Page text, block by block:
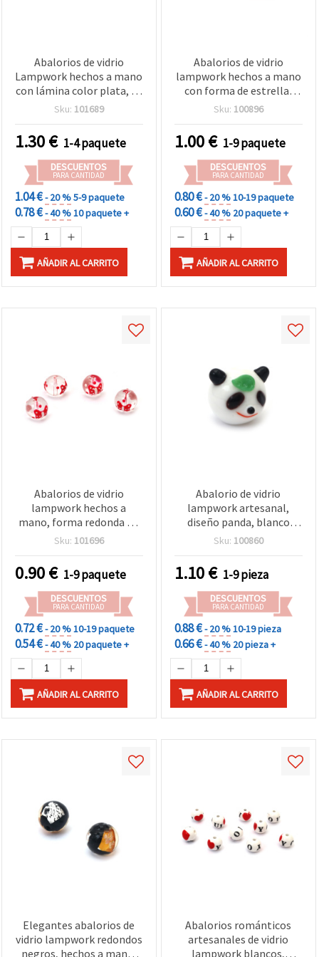
Abalorios de vidrio
Lampwork hechos a mano
con lámina color plata, 10
mm, agujero 2 mm – Pack
Sku: 101689
1.30€ 1-4 paquete
DESCUENTOS
PARA CANTIDAD
1.04 €- 20 %5-9 paquete
0.78 €- 40 %10 paquete +
AÑADIR AL CARRITO
Abalorios de vidrio
lampwork hechos a mano
con forma de estrella,
pintados en blanco y rojo,
mm – Pack de 2 para
bisutería y manualidades
Sku: 100896
1.00€ 1-9 paquete
DESCUENTOS
PARA CANTIDAD
0.80 €- 20 %10-19 paquete
0.60 €- 40 % 20 paquete +
AÑADIR AL CARRITO
Abalorios de vidrio
lampwork hechos a
mano, forma redonda en
relieve, transparentes
mm, agujero de 1 mm –
Pack de 2
Sku: 101696
0.90€ 1-9 paquete
DESCUENTOS
PARA CANTIDAD
0.72 €- 20 %10-19 paquete
0.54 €- 40 % 20 paquete +
AÑADIR AL CARRITO
Abalorio de vidrio
lampwork artesanal,
diseño panda, blanco
pintado a mano, 15x13
Sku: 100860
1.10€ 1-9 pieza
DESCUENTOS
PARA CANTIDAD
0.88 €- 20 %10-19 pieza
0.66 €- 40 % 20 pieza +
AÑADIR AL CARRITO
Elegantes abalorios de
vidrio lampwork redondos
negros, hechos a mano,
Abalorios románticos
artesanales de vidrio
lampwork blancos,